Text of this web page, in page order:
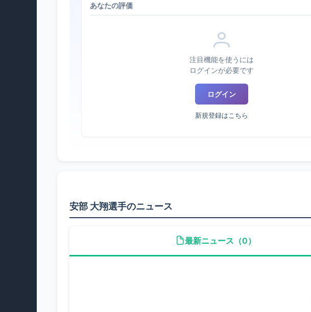
あなたの評価
注目機能を使うには
ログインが必要です
ログイン
新規登録はこちら
安部 大翔選手のニュース
最新ニュース（0）